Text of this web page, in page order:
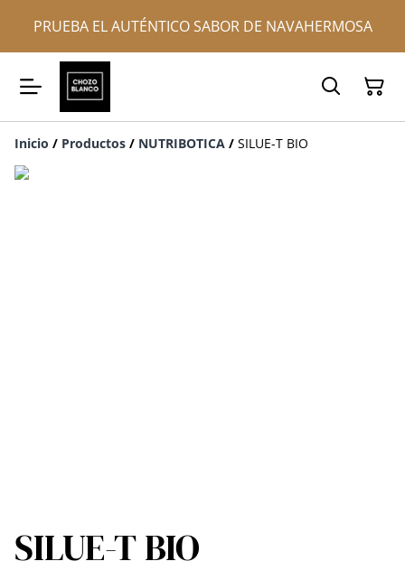
PRUEBA EL AUTÉNTICO SABOR DE NAVAHERMOSA
Inicio / Productos / NUTRIBOTICA / SILUE-T BIO
SILUE-T BIO